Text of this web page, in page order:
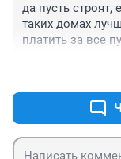
да пусть
таких домах
платить за все